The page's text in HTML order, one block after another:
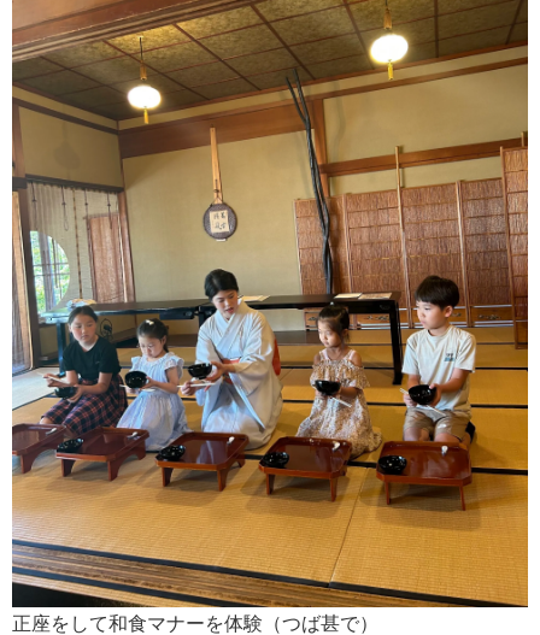
正座をして和食マナーを体験（つば甚で）